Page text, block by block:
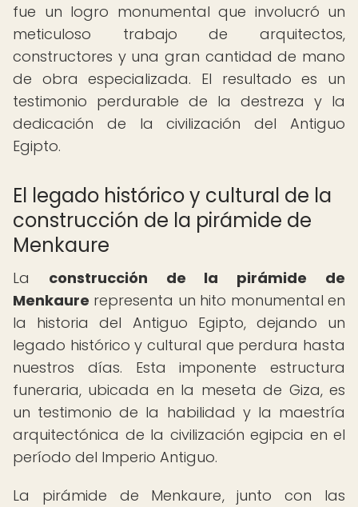
fue un logro monumental que involucró un
meticuloso trabajo de arquitectos,
constructores y una gran cantidad de mano
de obra especializada. El resultado es un
testimonio perdurable de la destreza y la
dedicación de la civilización del Antiguo
Egipto.
El legado histórico y cultural de la
construcción de la pirámide de
Menkaure
La construcción de la pirámide de
Menkaure representa un hito monumental en
la historia del Antiguo Egipto, dejando un
legado histórico y cultural que perdura hasta
nuestros días. Esta imponente estructura
funeraria, ubicada en la meseta de Giza, es
un testimonio de la habilidad y la maestría
arquitectónica de la civilización egipcia en el
período del Imperio Antiguo.
La pirámide de Menkaure, junto con las